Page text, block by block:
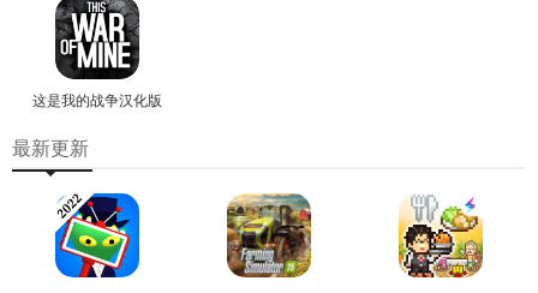
这是我的战争汉化版
最新更新